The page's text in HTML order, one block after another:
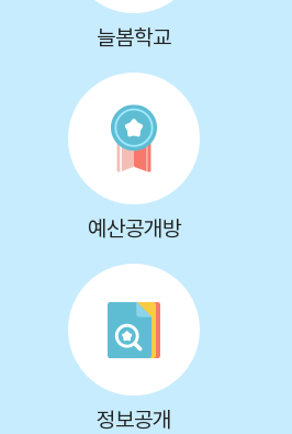
늘봄학교
예산공개방
정보공개